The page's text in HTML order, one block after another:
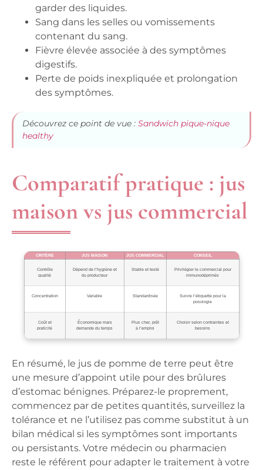
garder des liquides.
Sang dans les selles ou vomissements
contenant du sang.
Fièvre élevée associée à des symptômes
digestifs.
Perte de poids inexpliquée et prolongation
des symptômes.
Découvrez ce point de vue : Sandwich pique-nique
healthy
Comparatif pratique : jus
maison vs jus commercial
CRITÈRE JUS MAISON JUS COMMERCIAL CONSEIL
Contrôle
qualité
Dépend de l’hygiène et
du producteur
Stable et testé
Privilégier le commercial pour
immunodéprimés
Concentration Variable Standardisée
Suivre l’étiquette pour la
posologie
Coût et
praticité
Économique mais
demande du temps
Plus cher, prêt
à l’emploi
Choisir selon contraintes et
besoins
En résumé, le jus de pomme de terre peut être
une mesure d’appoint utile pour des brûlures
d’estomac bénignes. Préparez-le proprement,
commencez par de petites quantités, surveillez la
tolérance et ne l’utilisez pas comme substitut à un
bilan médical si les symptômes sont importants
ou persistants. Votre médecin ou pharmacien
reste le référent pour adapter le traitement à votre